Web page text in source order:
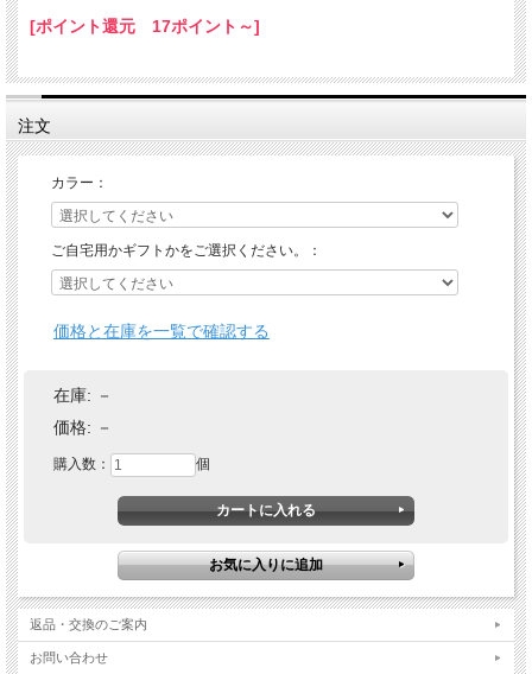
[ポイント還元 17ポイント～]
注文
カラー：
ご自宅用かギフトかをご選択ください。：
価格と在庫を一覧で確認する
在庫: －
価格: －
購入数： 個
返品・交換のご案内
お問い合わせ